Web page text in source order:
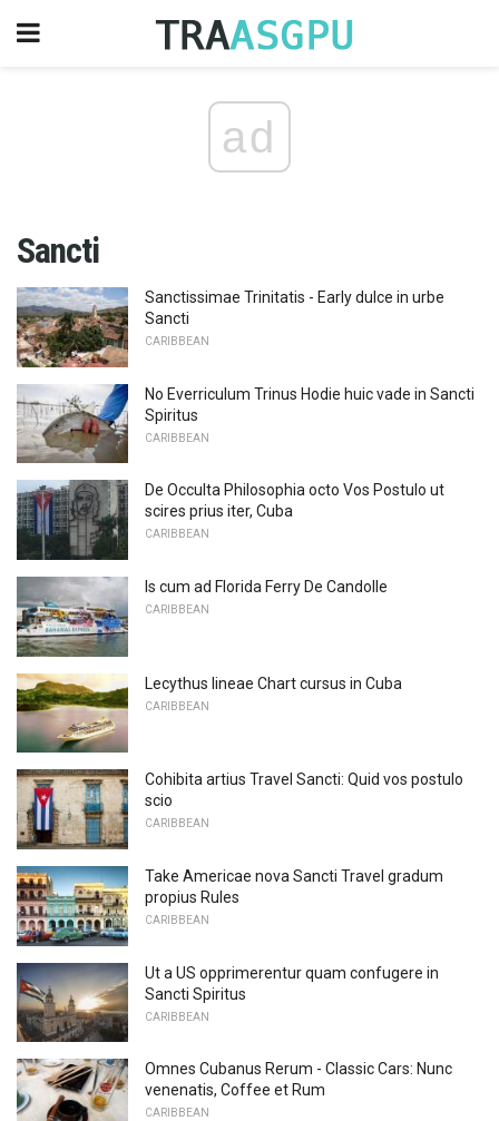
ad
Sancti
Sanctissimae Trinitatis - Early dulce in urbe
Sancti
CARIBBEAN
No Everriculum Trinus Hodie huic vade in Sancti
Spiritus
CARIBBEAN
De Occulta Philosophia octo Vos Postulo ut
scires prius iter, Cuba
CARIBBEAN
Is cum ad Florida Ferry De Candolle
CARIBBEAN
Lecythus lineae Chart cursus in Cuba
CARIBBEAN
Cohibita artius Travel Sancti: Quid vos postulo
scio
CARIBBEAN
Take Americae nova Sancti Travel gradum
propius Rules
CARIBBEAN
Ut a US opprimerentur quam confugere in
Sancti Spiritus
CARIBBEAN
Omnes Cubanus Rerum - Classic Cars: Nunc
venenatis, Coffee et Rum
CARIBBEAN